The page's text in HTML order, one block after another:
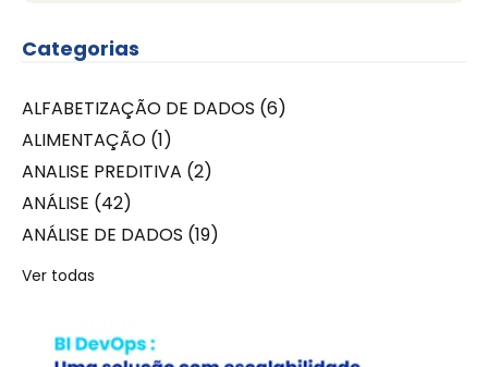
Categorias
ALFABETIZAÇÃO DE DADOS (6)
ALIMENTAÇÃO (1)
ANALISE PREDITIVA (2)
ANÁLISE (42)
ANÁLISE DE DADOS (19)
Ver todas